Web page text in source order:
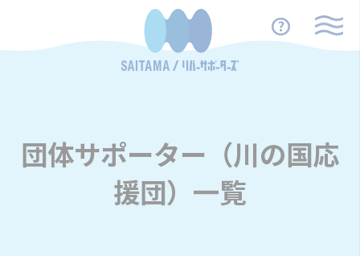
団体サポーター（川の国応
援団）一覧